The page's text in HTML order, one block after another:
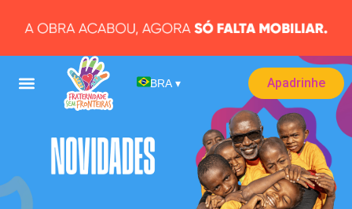
BRA ▾ Apadrinhe